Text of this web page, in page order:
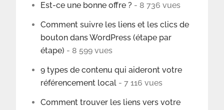
Est-ce une bonne offre ? - 8 736 vues
Comment suivre les liens et les clics de
bouton dans WordPress (étape par
étape) - 8 599 vues
9 types de contenu qui aideront votre
référencement local - 7 116 vues
Comment trouver les liens vers votre